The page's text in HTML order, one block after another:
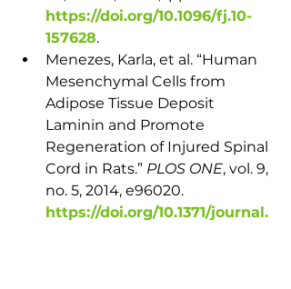
https://doi.org/10.1096/fj.10-
157628.
Menezes, Karla, et al. “Human
Mesenchymal Cells from
Adipose Tissue Deposit
Laminin and Promote
Regeneration of Injured Spinal
Cord in Rats.” PLOS ONE, vol. 9,
no. 5, 2014, e96020.
https://doi.org/10.1371/journal.